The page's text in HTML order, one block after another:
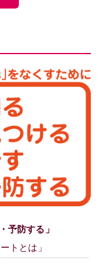
予防する」
トとは」